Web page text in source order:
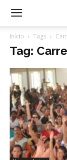
Início Tags
Tag: